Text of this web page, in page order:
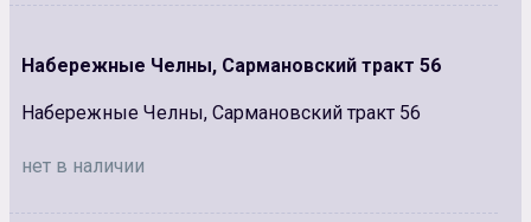
Набережные Челны, Сармановский тракт 56
Набережные Челны, Сармановский тракт 56
нет в наличии